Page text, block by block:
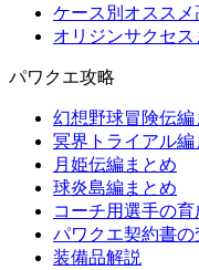
ケース別オススメ
オリジンサクセス
パワクエ攻略
幻想野球冒険伝編
冥界トライアル編
月姫伝編まとめ
球炎島編まとめ
コーチ用選手の
パワクエ契約書
装備品解説